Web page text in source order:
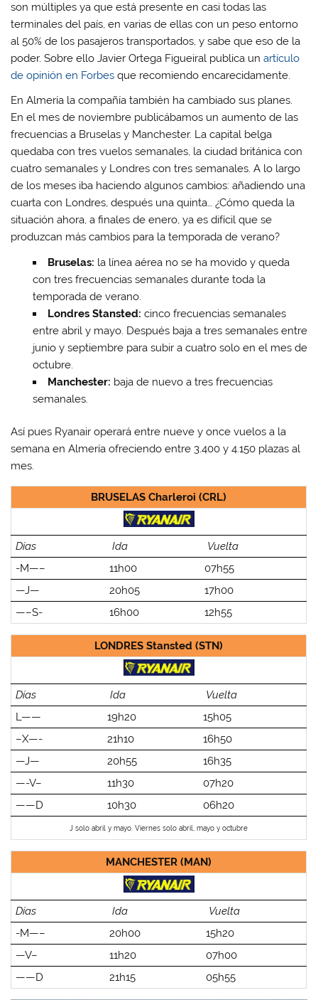
son múltiples ya que está presente en casi todas las
terminales del país, en varias de ellas con un peso entorno
al 50% de los pasajeros transportados, y sabe que eso de la
poder. Sobre ello Javier Ortega Figueiral publica unartículo
de opinión en Forbes que recomiendo encarecidamente.
En Almería la compañía también ha cambiado sus planes.
En el mes de noviembre publicábamos un aumento de las
frecuencias a Bruselas y Manchester. La capital belga
quedaba con tres vuelos semanales, la ciudad británica con
cuatro semanales y Londres con tres semanales. A lo largo
de los meses iba haciendo algunos cambios: añadiendo una
cuarta con Londres, después una quinta… ¿Cómo queda la
situación ahora, a finales de enero, ya es difícil que se
produzcan más cambios para la temporada de verano?
Bruselas: la línea aérea no se ha movido y queda
con tres frecuencias semanales durante toda la
temporada de verano.
Londres Stansted: cinco frecuencias semanales
entre abril y mayo. Después baja a tres semanales entre
junio y septiembre para subir a cuatro solo en el mes de
octubre.
Manchester: baja de nuevo a tres frecuencias
semanales.
Así pues Ryanair operará entre nueve y once vuelos a la
semana en Almería ofreciendo entre 3.400 y 4.150 plazas al
mes.
BRUSELAS Charleroi (CRL)
Días Ida
Vuelta
-M—–
11h00
07h55
—J—
20h05
17h00
—–S-
16h00 12h55
LONDRES Stansted (STN)
Días Ida
Vuelta
L——
19h20
15h05
–X—-
21h10
16h50
—J—
20h55
16h35
—-V–
11h30
07h20
——D
10h30 06h20
J solo abril y mayo. Viernes solo abril, mayo y octubre
MANCHESTER (MAN)
Días Ida
Vuelta
-M—–
20h00
15h20
—V–
11h20
07h00
——D
21h15 05h55